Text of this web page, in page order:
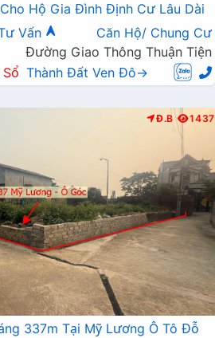
Hộ Gia Đình Định Cư Lâu Dài
Vấn
Căn Hộ/ Chung Cư
Đường Giao Thông Thuận Tiện
Thành Đất Ven Đô→
Đ.B 1437
337m Tại Mỹ Lương Ô Tô Đỗ